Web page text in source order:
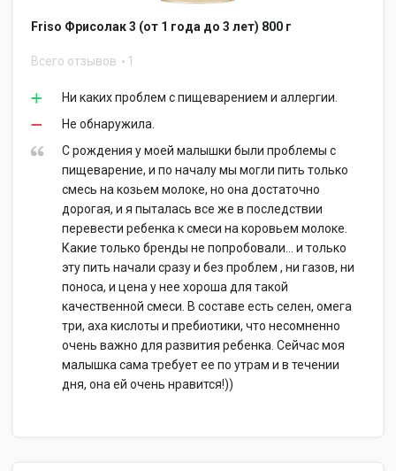
Friso Фрисолак 3 (от 1 года до 3 лет) 800 г
Всего отзывов 1
Ни каких проблем с пищеварением и аллергии.
Не обнаружила.
С рождения у моей малышки были проблемы с
пищеварение, и по началу мы могли пить только
смесь на козьем молоке, но она достаточно
дорогая, и я пыталась все же в последствии
перевести ребенка к смеси на коровьем молоке.
Какие только бренды не попробовали... и только
эту пить начали сразу и без проблем , ни газов, ни
поноса, и цена у нее хороша для такой
качественной смеси. В составе есть селен, омега
три, аха кислоты и пребиотики, что несомненно
очень важно для развития ребенка. Сейчас моя
малышка сама требует ее по утрам и в течении
дня, она ей очень нравится!))